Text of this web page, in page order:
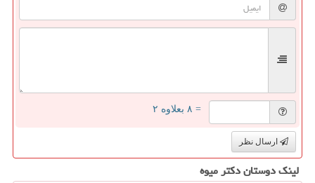
= ۸ بعلاوه ۲
ارسال نظر
لینک دوستان دكتر میوه